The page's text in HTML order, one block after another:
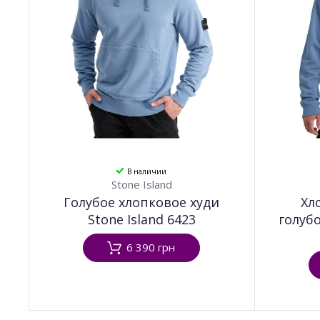
В наличии
Stone Island
Голубое хлопковое худи
Stone Island 6423
6 390 грн